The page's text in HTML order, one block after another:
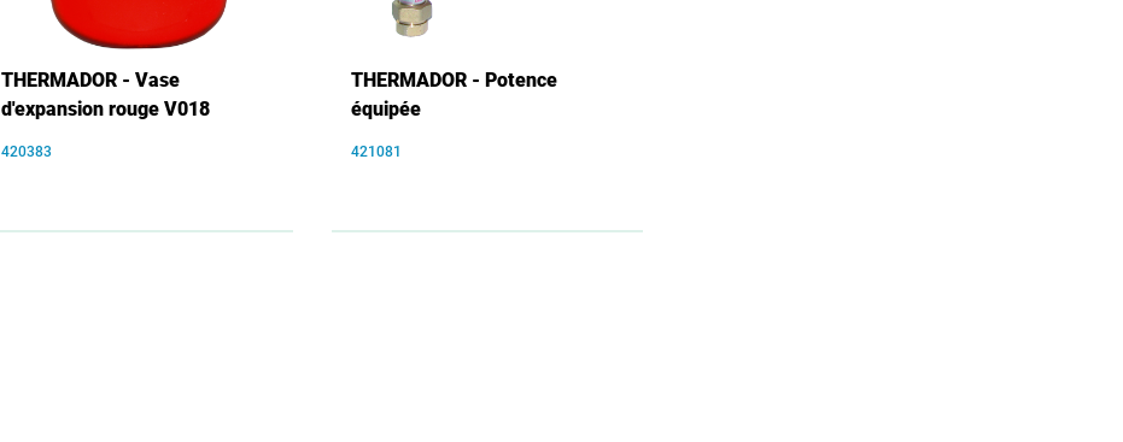
THERMADOR - Vase
d'expansion rouge V018
420383
THERMADOR - Potence
équipée
421081